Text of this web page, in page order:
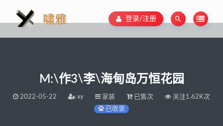
登录/注册
M:\作3\李\海甸岛万恒花园
2022-05-22 xy 家装 已售次
关注1.62K次
已收录